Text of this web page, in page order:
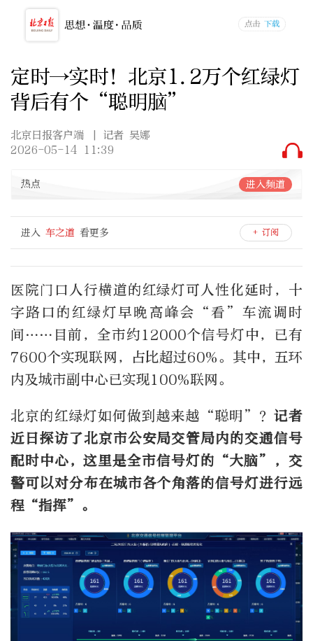
定时→实时！北京1.2万个红绿灯
背后有个“聪明脑”
北京日报客户端
| 记者 吴娜
2026-05-14 11:39
热点 进入频道
进入 车之道 看更多 + 订阅
医院门口人行横道的红绿灯可人性化延时，十
字路口的红绿灯早晚高峰会“看”车流调时
间……目前，全市约12000个信号灯中，已有
7600个实现联网，占比超过60%。其中，五环
内及城市副中心已实现100%联网。
北京的红绿灯如何做到越来越“聪明”？记者
近日探访了北京市公安局交管局内的交通信号
配时中心，这里是全市信号灯的“大脑”，交
警可以对分布在城市各个角落的信号灯进行远
程“指挥”。